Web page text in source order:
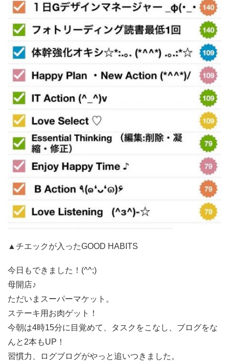
▲チエックが入ったGOOD HABITS
今日もできました！(^^;)
母開店♪
ただいまスーパーマケット。
ステーキ用お肉ゲット！
今朝は4時15分に目覚めて、タスクをこなし、ブログをな
んと2本もUP！
習慣力、ログブログがやっと追いつきました。